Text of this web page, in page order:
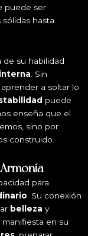
puede ser
hasta
de su habilidad
. Sin
a soltar lo
puede
enseña que el
sino por
construido.
para
. Su conexión
belleza y
en su